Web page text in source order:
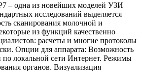
– одна из новейших моделей УЗИ
исследований выделяется
сканирования молочной и
из функций качественно
расчеты и многие протоколы
Опции для аппарата: Возможность
локальной сети Интернет. Режимы
органов. Визуализация